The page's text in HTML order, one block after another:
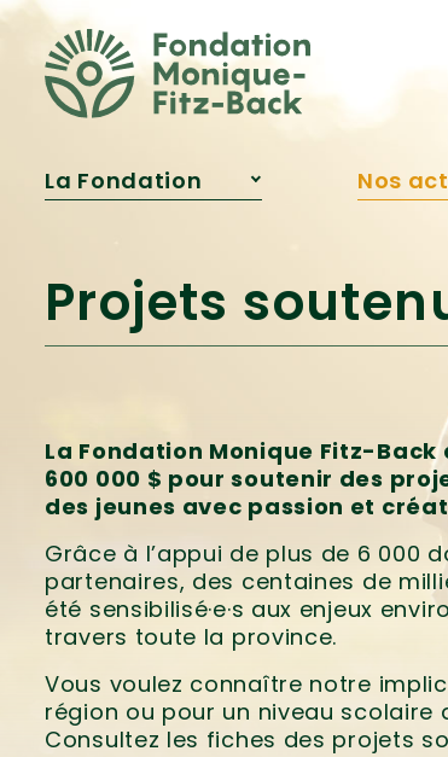
La Fondation
d’administration
Qui était Monique
Fitz‑Back?
Nos
Publications
Reconnaissances
Projets
La Fondation Monique Fitz-Back
600 000 $ pour soutenir des
des jeunes avec passion et
Grâce à l’appui de plus de 6 000
partenaires, des centaines de
été sensibilisé·e·s aux enjeux
travers toute la province.
Vous voulez connaître notre
région ou pour un niveau scolaire
Consultez les fiches des projets